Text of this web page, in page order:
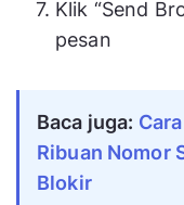
Masuk ke
Klik
Lengkapi
Klik “Send